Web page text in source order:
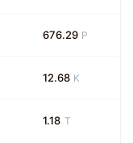
676.29 P
12.68 K
1.18 T